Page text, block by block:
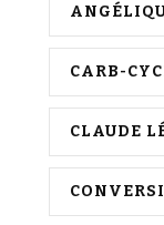
CARB-
CLAUDE